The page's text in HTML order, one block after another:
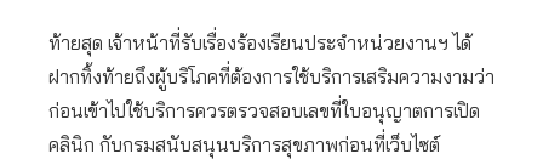
ท้ายสุด เจ้าหน้าที่รับเรื่องร้องเรียนประจำหน่วยงานฯ ได้
ฝากทิ้งท้ายถึงผู้บริโภคที่ต้องการใช้บริการเสริมความงามว่า
ก่อนเข้าไปใช้บริการควรตรวจสอบเลขที่ใบอนุญาตการเปิด
คลินิก กับกรมสนับสนุนบริการสุขภาพก่อนที่เว็บไซต์